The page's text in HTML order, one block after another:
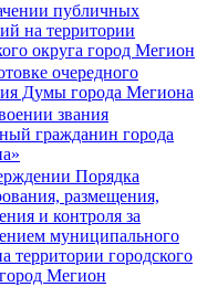
публичных
на территории
округа город Мегион
очередного
Думы города Мегиона
звания
гражданин города
Порядка
размещения,
и контроля за
муниципального
территории городского
Мегион